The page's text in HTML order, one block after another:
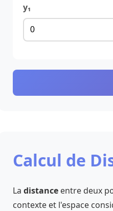
y₁
Calcul de
La distance entre deux
contexte et l'espace